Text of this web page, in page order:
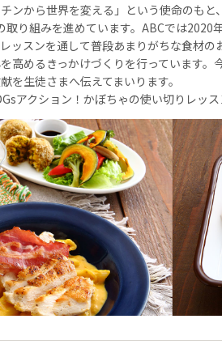
ンから世界を変える」という使命のもと
取り組みを進めています。ABCでは
ッスンを通して普段あまりがちな食材
高めるきっかけづくりを行っています
を生徒さまへ伝えてまいります。
アクション！かぼちゃの使い切りレッ